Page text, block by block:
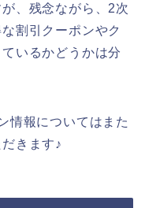
、残念ながら、2次
割引クーポンやク
いるかどうかは分
情報についてはまた
きます♪